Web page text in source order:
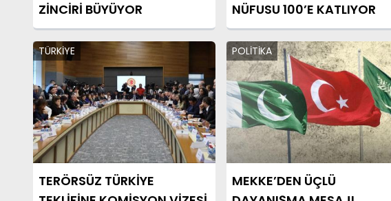
ZİNCİRİ BÜYÜYOR
NÜFUSU 100’E KATLIYOR
TÜRKİYE
TERÖRSÜZ TÜRKİYE
POLİTİKA
MEKKE’DEN ÜÇLÜ